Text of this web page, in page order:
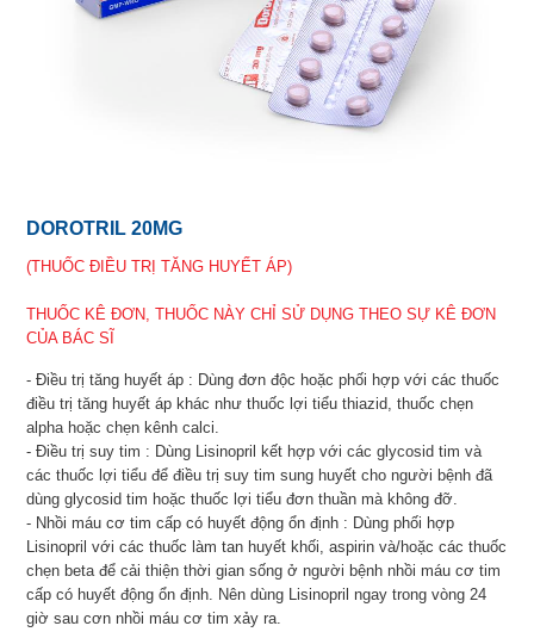
DOROTRIL 20MG
(THUỐC ĐIỀU TRỊ TĂNG HUYẾT ÁP)
THUỐC KÊ ĐƠN, THUỐC NÀY CHỈ SỬ DỤNG THEO SỰ KÊ ĐƠN
CỦA BÁC SĨ
- Điều trị tăng huyết áp : Dùng đơn độc hoặc phối hợp với các thuốc
điều trị tăng huyết áp khác như thuốc lợi tiểu thiazid, thuốc chẹn
alpha hoặc chẹn kênh calci.
- Điều trị suy tim : Dùng Lisinopril kết hợp với các glycosid tim và
các thuốc lợi tiểu để điều trị suy tim sung huyết cho người bệnh đã
dùng glycosid tim hoặc thuốc lợi tiểu đơn thuần mà không đỡ.
- Nhồi máu cơ tim cấp có huyết động ổn định : Dùng phối hợp
Lisinopril với các thuốc làm tan huyết khối, aspirin và/hoặc các thuốc
chẹn beta để cải thiện thời gian sống ở người bệnh nhồi máu cơ tim
cấp có huyết động ổn định. Nên dùng Lisinopril ngay trong vòng 24
giờ sau cơn nhồi máu cơ tim xảy ra.